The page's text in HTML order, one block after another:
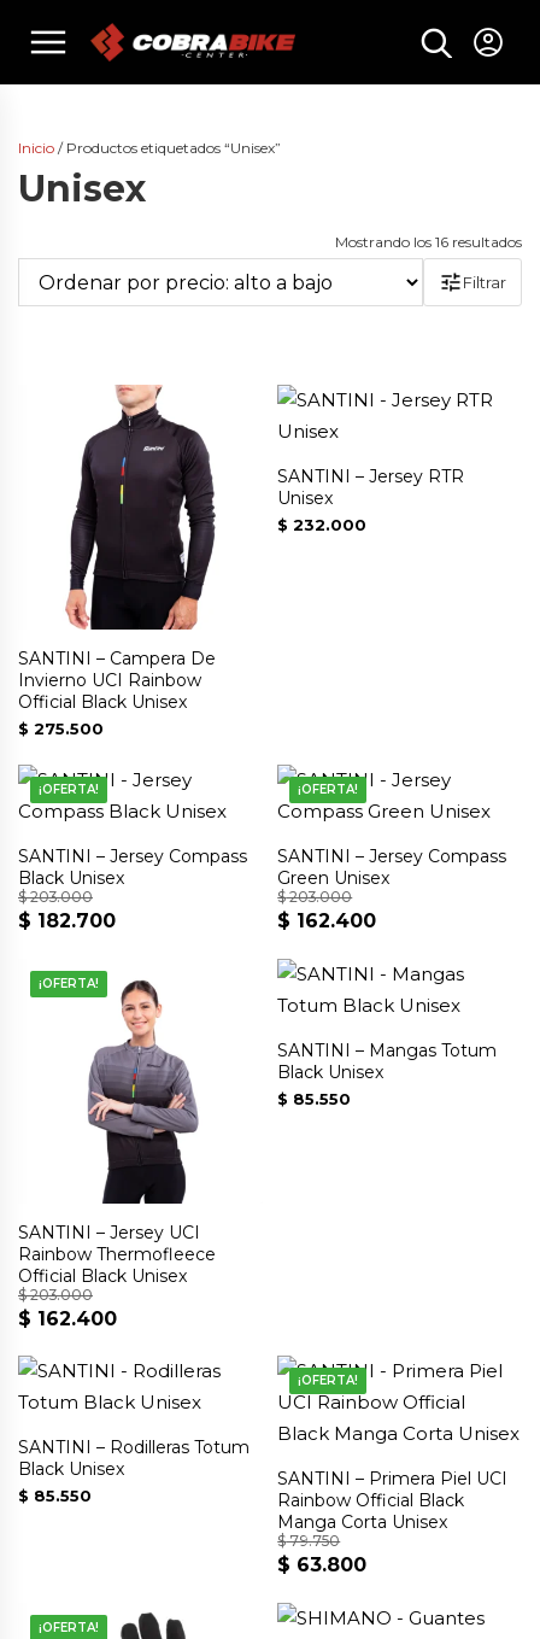
menu
Inicio / Productos etiquetados “Unisex”
Unisex
Mostrando los 16 resultados
Filtrar
SANTINI – Campera De
Invierno UCI Rainbow
Official Black Unisex
$ 275.500
SANTINI – Jersey RTR
Unisex
$ 232.000
¡OFERTA!
SANTINI – Jersey Compass
Black Unisex
$203.000
El
original
$ 203.000.
$ 182.700
actual
es:
$ 182.700.
¡OFERTA!
SANTINI – Jersey Compass
Green Unisex
$203.000
El
original
era:
$ 203.000.
$ 162.400
actual
es:
$ 162.400.
¡OFERTA!
SANTINI – Jersey UCI
Rainbow Thermofleece
Official Black Unisex
$203.000
El
original
era:
$ 203.000.
$ 162.400
actual
es:
$ 162.400.
SANTINI – Mangas Totum
Black Unisex
$ 85.550
SANTINI – Rodilleras Totum
Black Unisex
$ 85.550
¡OFERTA!
SANTINI – Primera Piel UCI
Rainbow Official Black
Manga Corta Unisex
$79.750
El
original
$ 63.800
actual
¡OFERTA!